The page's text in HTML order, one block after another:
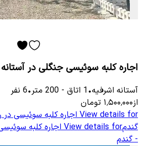
اجاره کلبه سوئیسی جنگلی در
آستانه اشرفیه•
1 اتاق -
200 متر•
6 نفر
از۱٬۵۰۰٬۰۰۰ تومان
View details for اجاره کلبه سوئیسی در
گندمView details for اجاره کلبه
- گندم